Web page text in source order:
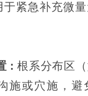
紧急补充微量
:根系分布区
施或穴施，避